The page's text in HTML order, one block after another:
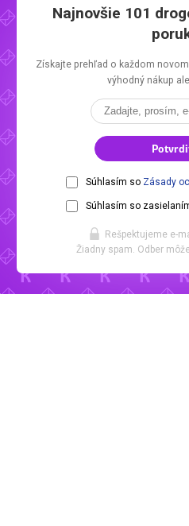
Najnovšie 101
Získajte prehľad o každom novom
výhodný nákup
Súhlasím so Zásady
Súhlasím so
Rešpektujeme e-
Žiadny spam. Odber